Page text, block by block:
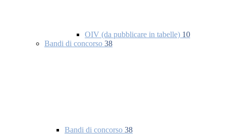
OIV (da pubblicare in tabelle) 10
Bandi di concorso 38
Bandi di concorso 38